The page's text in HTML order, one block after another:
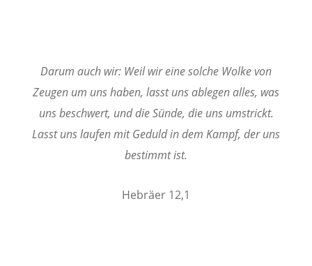
Darum auch wir: Weil wir eine solche Wolke von
Zeugen um uns haben, lasst uns ablegen alles, was
uns beschwert, und die Sünde, die uns umstrickt.
Lasst uns laufen mit Geduld in dem Kampf, der uns
bestimmt ist.
Hebräer 12,1